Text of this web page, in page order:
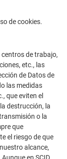
de cookies.
centros de trabajo,
etc., las
de Datos de
las medidas
que eviten el
destrucción, la
o la
que
el riesgo de que
alcance,